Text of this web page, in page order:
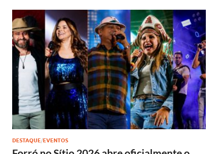
DESTAQUE/EVENTOS